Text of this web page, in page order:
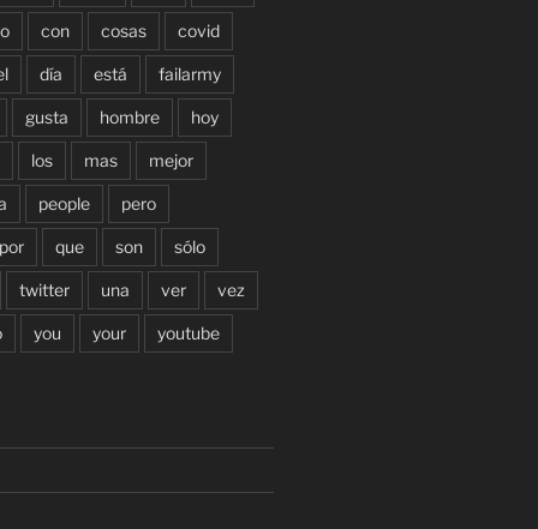
con cosas covid
día está failarmy
gusta hombre hoy
los mas mejor
people pero
que son sólo
twitter una ver vez
you your youtube